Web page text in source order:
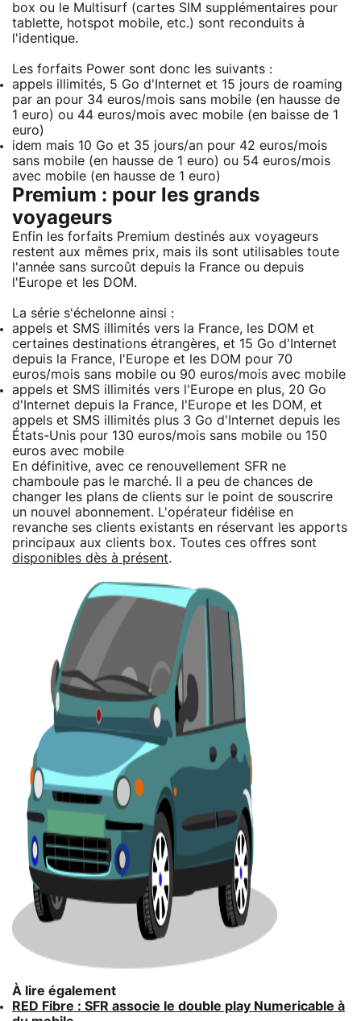
box ou le Multisurf (cartes SIM supplémentaires pour
tablette, hotspot mobile, etc.) sont reconduits à
l'identique.
Les forfaits Power sont donc les suivants :
appels illimités, 5 Go d'Internet et 15 jours de roaming
par an pour 34 euros/mois sans mobile (en hausse de
1 euro) ou 44 euros/mois avec mobile (en baisse de 1
euro)
idem mais 10 Go et 35 jours/an pour 42 euros/mois
sans mobile (en hausse de 1 euro) ou 54 euros/mois
avec mobile (en hausse de 1 euro)
Premium : pour les grands
voyageurs
Enfin les forfaits Premium destinés aux voyageurs
restent aux mêmes prix, mais ils sont utilisables toute
l'année sans surcoût depuis la France ou depuis
l'Europe et les DOM.
La série s'échelonne ainsi :
appels et SMS illimités vers la France, les DOM et
certaines destinations étrangères, et 15 Go d'Internet
depuis la France, l'Europe et les DOM pour 70
euros/mois sans mobile ou 90 euros/mois avec mobile
appels et SMS illimités vers l'Europe en plus, 20 Go
d'Internet depuis la France, l'Europe et les DOM, et
appels et SMS illimités plus 3 Go d'Internet depuis les
États-Unis pour 130 euros/mois sans mobile ou 150
euros avec mobile
En définitive, avec ce renouvellement SFR ne
chamboule pas le marché. Il a peu de chances de
changer les plans de clients sur le point de souscrire
un nouvel abonnement. L'opérateur fidélise en
revanche ses clients existants en réservant les apports
principaux aux clients box. Toutes ces offres sont
disponibles dès à présent.
À lire également
RED Fibre : SFR associe le double play Numericable à